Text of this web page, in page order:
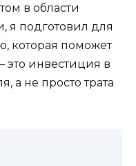
в области
я подготовил для
которая поможет
это инвестиция в
а не просто трата